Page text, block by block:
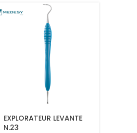
EXPLORATEUR LEVANTE
N.23